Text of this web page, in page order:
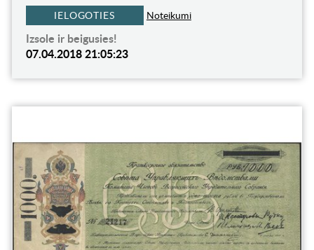
IELOGOTIES Noteikumi
Izsole ir beigusies!
07.04.2018 21:05:23